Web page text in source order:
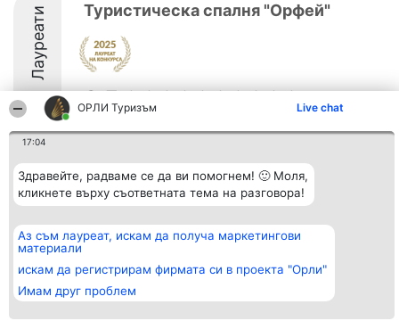
ОРЛИ Туризъм Live chat
17:04
Здравейте, радваме се да ви помогнем! 🙂 Моля,
кликнете върху съответната тема на разговора!
Аз съм лауреат, искам да получа маркетингови
материали
искам да регистрирам фирмата си в проекта "Орли"
Имам друг проблем
Лауреати Туристическа спалня "Орфей"
8.5
Организатор на
класиране
Beautiful Company S.R.L.
BulevardulAleea Timișul De
4, Ap. 13
București 53-238
CUI 36737675
Класация
Победители
всички
Правила
Статут/Устав
поверителност
Контакти
Контакти